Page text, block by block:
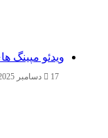
ویدئو مپینگ
17 دسامبر 2025